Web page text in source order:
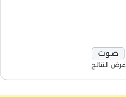
عرض النتائج